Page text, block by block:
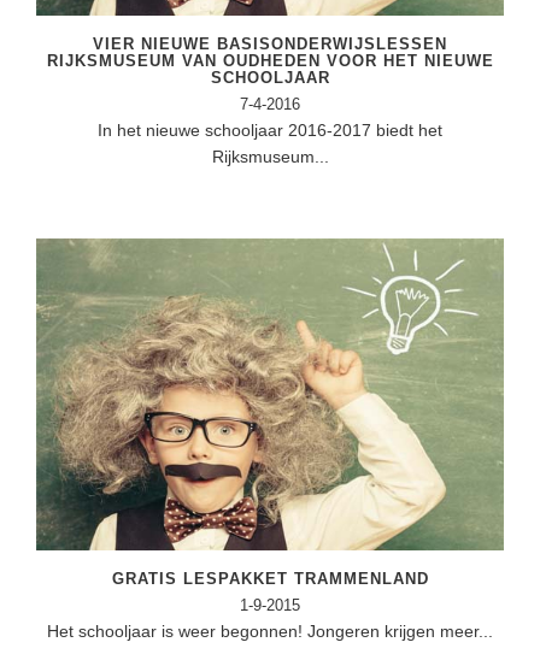
VIER NIEUWE BASISONDERWIJSLESSEN
RIJKSMUSEUM VAN OUDHEDEN VOOR HET NIEUWE
SCHOOLJAAR
7-4-2016
In het nieuwe schooljaar 2016-2017 biedt het
Rijksmuseum...
GRATIS LESPAKKET TRAMMENLAND
1-9-2015
Het schooljaar is weer begonnen! Jongeren krijgen meer...